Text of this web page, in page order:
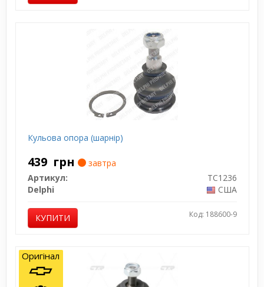
Кульова опора (шарнір)
439 грн
завтра
Артикул:
TC1236
Delphi
США
КУПИТИ Код: 188600-9
Оригінал